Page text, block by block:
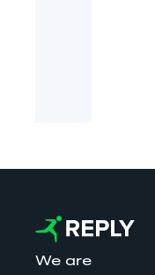
We are